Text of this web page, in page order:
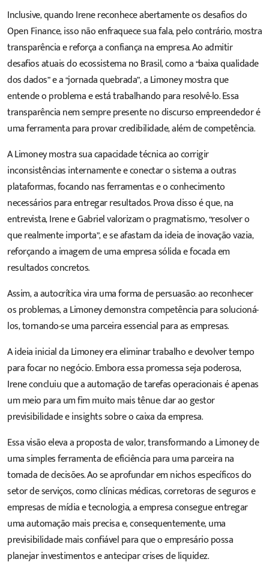
Inclusive, quando Irene reconhece abertamente os desafios do
Open Finance, isso não enfraquece sua fala, pelo contrário, mostra
transparência e reforça a confiança na empresa. Ao admitir
desafios atuais do ecossistema no Brasil, como a “baixa qualidade
dos dados” e a “jornada quebrada”, a Limoney mostra que
entende o problema e está trabalhando para resolvê-lo. Essa
transparência nem sempre presente no discurso empreendedor é
uma ferramenta para provar credibilidade, além de competência.
A Limoney mostra sua capacidade técnica ao corrigir
inconsistências internamente e conectar o sistema a outras
plataformas, focando nas ferramentas e o conhecimento
necessários para entregar resultados. Prova disso é que, na
entrevista, Irene e Gabriel valorizam o pragmatismo, “resolver o
que realmente importa”, e se afastam da ideia de inovação vazia,
reforçando a imagem de uma empresa sólida e focada em
resultados concretos.
Assim, a autocrítica vira uma forma de persuasão: ao reconhecer
os problemas, a Limoney demonstra competência para solucioná-
los, tornando-se uma parceira essencial para as empresas.
A ideia inicial da Limoney era eliminar trabalho e devolver tempo
para focar no negócio. Embora essa promessa seja poderosa,
Irene concluiu que a automação de tarefas operacionais é apenas
um meio para um fim muito mais tênue: dar ao gestor
previsibilidade e insights sobre o caixa da empresa.
Essa visão eleva a proposta de valor, transformando a Limoney de
uma simples ferramenta de eficiência para uma parceira na
tomada de decisões. Ao se aprofundar em nichos específicos do
setor de serviços, como clínicas médicas, corretoras de seguros e
empresas de mídia e tecnologia, a empresa consegue entregar
uma automação mais precisa e, consequentemente, uma
previsibilidade mais confiável para que o empresário possa
planejar investimentos e antecipar crises de liquidez.